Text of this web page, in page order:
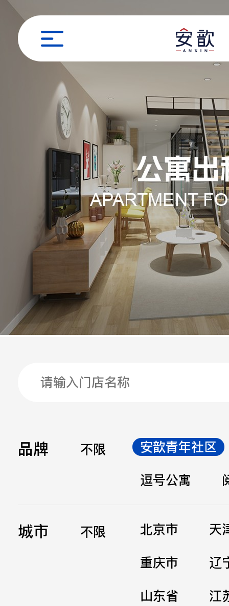
品牌 不限
安歆青年社区
逗号公寓
城市 不限 北京市
天
重庆市
辽
山东省
江
职位申请
姓名
手机
公司
邮箱
留言
立即提交